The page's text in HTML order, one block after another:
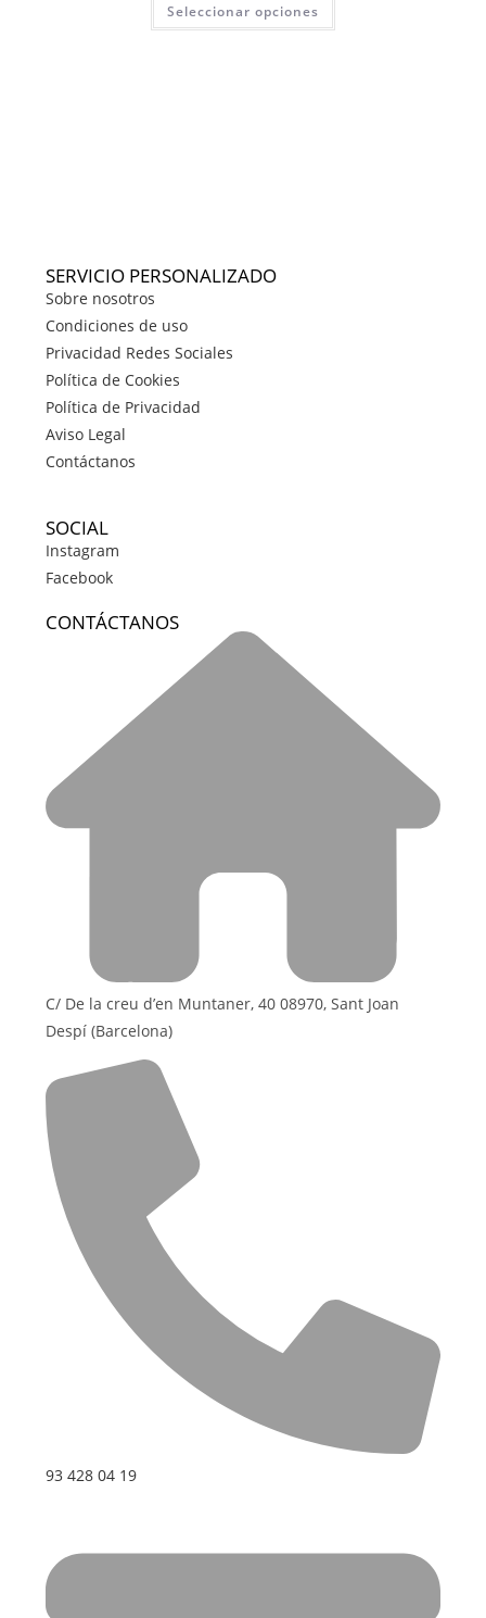
Seleccionar opciones
SERVICIO PERSONALIZADO
Sobre nosotros
Condiciones de uso
Privacidad Redes Sociales
Política de Cookies
Política de Privacidad
Aviso Legal
Contáctanos
SOCIAL
Instagram
Facebook
CONTÁCTANOS
C/ De la creu d’en Muntaner, 40 08970, Sant Joan
Despí (Barcelona)
93 428 04 19